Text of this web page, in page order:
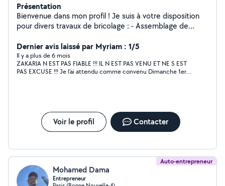
Présentation
Bienvenue dans mon profil ! Je suis à votre disposition
pour divers travaux de bricolage : - Assemblage de
Mise en place de tasseaux décoratifs - Accrochage
d'étagères, cadres, miroirs et télé - Pose de
revêtements de sol (lino) - Rebouchage de trous Je suis
ponctuel, consciencieux et méticuleux !
Dernier avis laissé par Myriam : 1/5
Il y a plus de 6 mois
ZAKARIA N EST PAS FIABLE !!! IL N EST PAS VENU ET NE S EST
PAS EXCUSE !!! Je l'ai attendu comme convenu Dimanche 1er
Voir le profil Contacter
Auto-entrepreneur
Mohamed Dama
Entrepreneur